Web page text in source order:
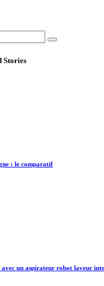
Stories
: le comparatif
un aspirateur robot laveur